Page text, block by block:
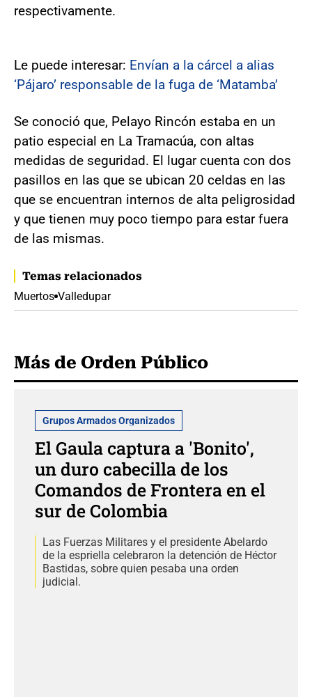
respectivamente.
Le puede interesar: Envían a la cárcel a alias
‘Pájaro’ responsable de la fuga de ‘Matamba’
Se conoció que, Pelayo Rincón estaba en un
patio especial en La Tramacúa, con altas
medidas de seguridad. El lugar cuenta con dos
pasillos en las que se ubican 20 celdas en las
que se encuentran internos de alta peligrosidad
y que tienen muy poco tiempo para estar fuera
de las mismas.
Temas relacionados
Muertos Valledupar
Más de Orden Público
Grupos Armados Organizados
El Gaula captura a 'Bonito',
un duro cabecilla de los
Comandos de Frontera en el
sur de Colombia
Las Fuerzas Militares y el presidente Abelardo
de la espriella celebraron la detención de Héctor
Bastidas, sobre quien pesaba una orden
judicial.